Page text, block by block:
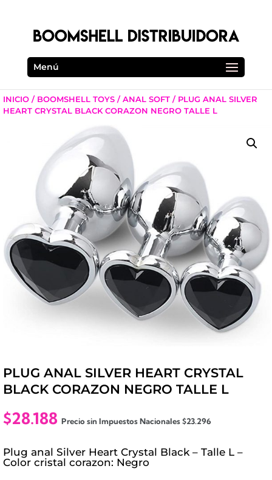
Menú
INICIO / BOOMSHELL TOYS /ANAL SOFT / PLUG ANAL SILVER
HEART CRYSTAL BLACK CORAZON NEGRO TALLE L
PLUG ANAL SILVER HEART CRYSTAL
BLACK CORAZON NEGRO TALLE L
$28.188 Precio sin Impuestos Nacionales$23.296
Plug anal Silver Heart Crystal Black – Talle L –
Color cristal corazon: Negro